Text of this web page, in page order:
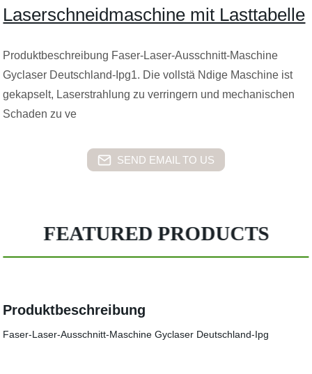
Laserschneidmaschine mit Lasttabelle
Produktbeschreibung Faser-Laser-Ausschnitt-Maschine
Gyclaser Deutschland-Ipg1. Die vollstä Ndige Maschine ist
gekapselt, Laserstrahlung zu verringern und mechanischen
Schaden zu ve
SEND EMAIL TO US
FEATURED PRODUCTS
Produktbeschreibung
Faser-Laser-Ausschnitt-Maschine Gyclaser Deutschland-Ipg